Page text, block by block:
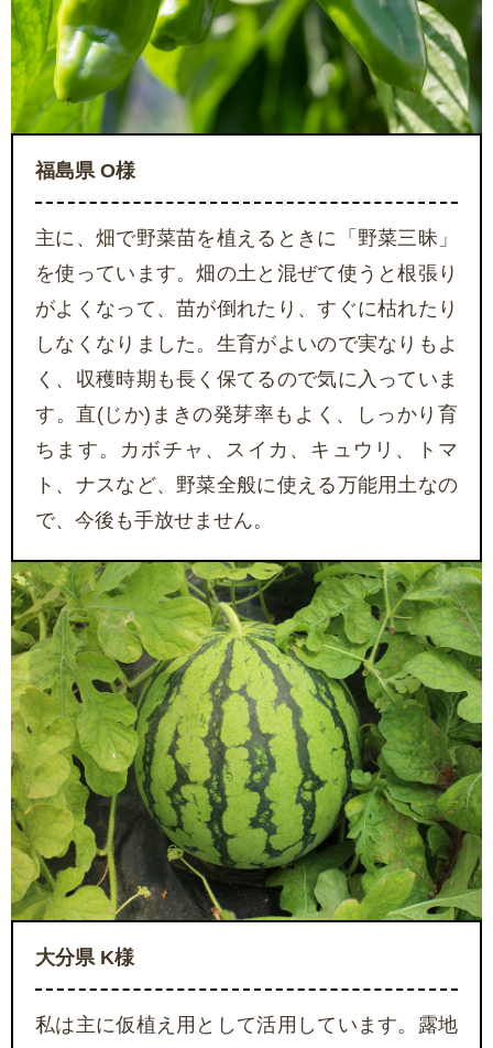
福島県 O様
主に、畑で野菜苗を植えるときに「野菜三昧」
を使っています。畑の土と混ぜて使うと根張り
がよくなって、苗が倒れたり、すぐに枯れたり
しなくなりました。生育がよいので実なりもよ
く、収穫時期も長く保てるので気に入っていま
す。直(じか)まきの発芽率もよく、しっかり育
ちます。カボチャ、スイカ、キュウリ、トマ
ト、ナスなど、野菜全般に使える万能用土なの
で、今後も手放せません。
大分県 K様
私は主に仮植え用として活用しています。露地